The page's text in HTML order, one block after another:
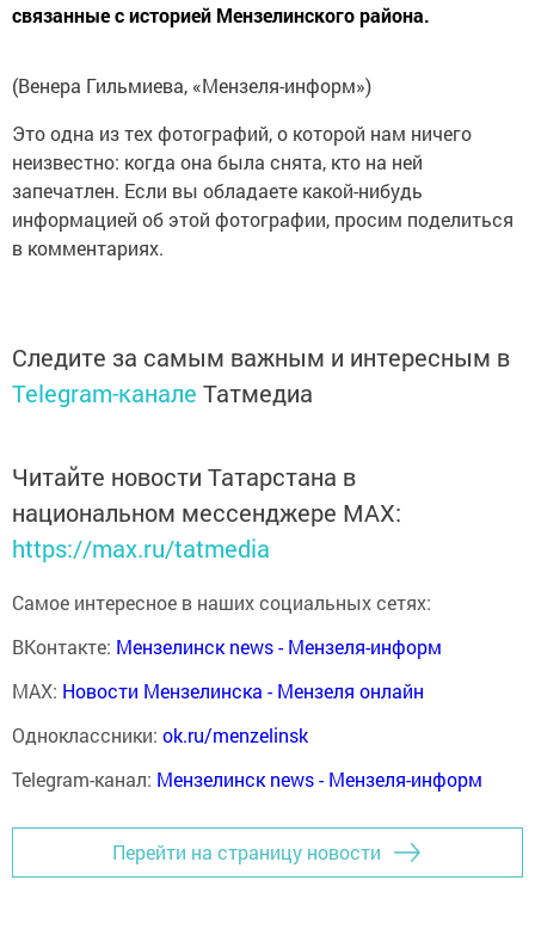
связанные с историей Мензелинского района.
(Венера Гильмиева, «Мензеля-информ»)
Это одна из тех фотографий, о которой нам ничего
неизвестно: когда она была снята, кто на ней
запечатлен. Если вы обладаете какой-нибудь
информацией об этой фотографии, просим поделиться
в комментариях.
Следите за самым важным и интересным в
Telegram-канале Татмедиа
Читайте новости Татарстана в
национальном мессенджере MАХ:
https://max.ru/tatmedia
Самое интересное в наших социальных сетях:
ВКонтакте: Мензелинск news - Мензеля-информ
MAX: Новости Мензелинска - Мензеля онлайн
Одноклассники: ok.ru/menzelinsk
Telegram-канал: Мензелинск news - Мензеля-информ
Перейти на страницу новости